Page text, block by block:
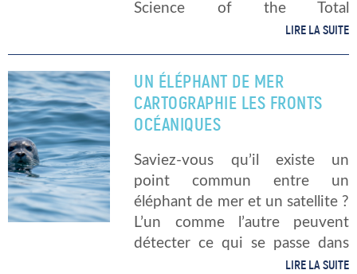
Science of the Total
Environment, financée par
d’observation océanique et
atmosphérique (NOAA). Que
dit cette étude ? Cette […]
LIRE LA SUITE
UN ÉLÉPHANT DE MER
CARTOGRAPHIE LES FRONTS
OCÉANIQUES
Saviez-vous qu’il existe un
point commun entre un
éléphant de mer et un satellite ?
L’un comme l’autre peuvent
détecter ce qui se passe dans
les fonds marins. Une équipe
LIRE LA SUITE